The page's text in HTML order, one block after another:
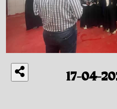
2025-04-17